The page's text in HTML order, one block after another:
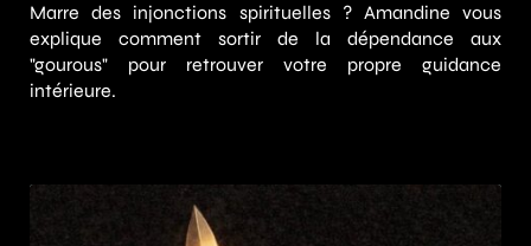
Marre des injonctions spirituelles ? Amandine vous
explique comment sortir de la dépendance aux
"gourous" pour retrouver votre propre guidance
intérieure.